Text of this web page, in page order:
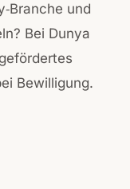
und
Bei Dunya
Bewilligung.